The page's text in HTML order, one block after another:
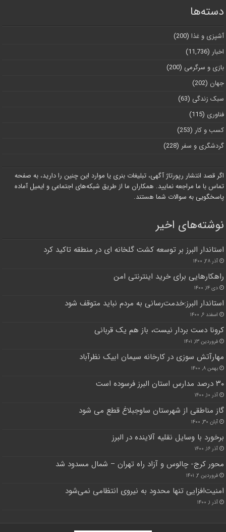
دسته‌ها
آشپزی و غذا (200)
اخبار (11,736)
بازی و سرگرمی (200)
جهان (202)
سبک زندگی (63)
فناوری (115)
کسب و کار (253)
گردشگری و سفر (228)
اگر قصد انتشار رپورتاژ آگهی، تبلیغات بنری یا موارد این چنین را دارید، به صفحه
تماس با ما مراجعه نمایید. همکاران ما از طریق شبکه‌های اجتماعی و ایمیل آماده
پاسخگویی به سوالات شما هستند.
نوشته‌های اخیر
استاندار البرز بر توسعه کشت گلخانه ای در منطقه تاکید کرد
آذر ۲۸, ۱۴۰۰
راهکارهایی برای خرید اینترنتی امن
دی ۱۴, ۱۴۰۰
استاندار البرز:خدمت‌رسانی به مردم نباید متوقف شود
اسفند ۶, ۱۴۰۰
کرونا دست بردار نیست، باز هم یک قربانی
فروردین ۱۳, ۱۴۰۱
مهارآتش سوزی در کارخانه سیمان ابیک نظرآباد
بهمن ۸, ۱۴۰۰
۳۰ درصد مدارس استان البرز فرسوده است
آذر ۱۰, ۱۴۰۰
گاز مناطقی از شهرستان ساوجبلاغ قطع می شود
آبان ۳۰, ۱۴۰۰
برخورد با وسایل نقلیه آلاینده در البرز
آذر ۱۶, ۱۴۰۰
محور کرج- چالوس و آزاد راه تهران – شمال مسدود شد
فروردین ۲, ۱۴۰۱
امنیت‌افزایی تنها محدود به نیروی انتظامی نمی‌شود
آذر ۱, ۱۴۰۰